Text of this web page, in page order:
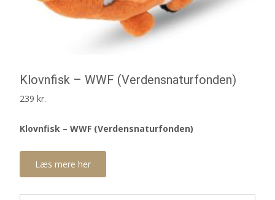
Klovnfisk – WWF (Verdensnaturfonden)
239 kr.
Klovnfisk – WWF (Verdensnaturfonden)
Læs mere her